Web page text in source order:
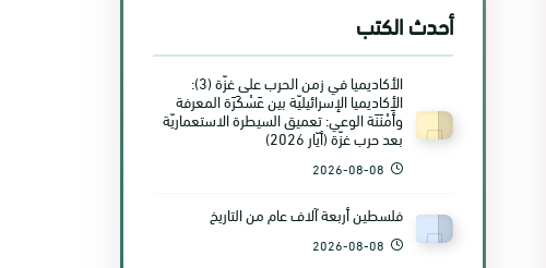
أحدث الكتب
الأكاديميا في زمن الحرب على غزّة (3):
الأكاديميا الإسرائيليّة بين عَسْكَرَة المعرفة
وأَمْنَنَة الوعي: تعميق السيطرة الاستعماريّة
بعد حرب غزّة (أيّار 2026)
2026-08-08
فلسطين أربعة آلاف عام من التاريخ
2026-08-08